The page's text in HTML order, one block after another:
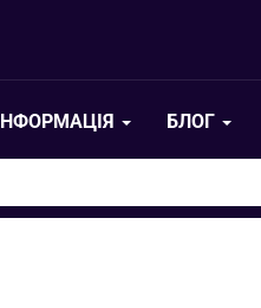
БЛОГ